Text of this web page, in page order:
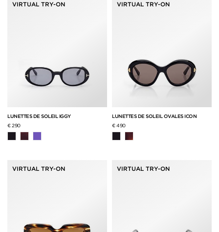
VIRTUAL TRY-ON
LUNETTES DE SOLEIL IGGY
€ 290
VIRTUAL TRY-ON
LUNETTES DE SOLEIL OVALES ICON
€ 490
VIRTUAL TRY-ON VIRTUAL TRY-ON